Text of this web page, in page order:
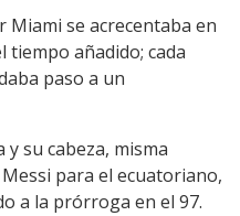
Miami se acrecentaba en
añadido; cada
paso a un
y su cabeza, misma
para el ecuatoriano,
a la prórroga en el 97.